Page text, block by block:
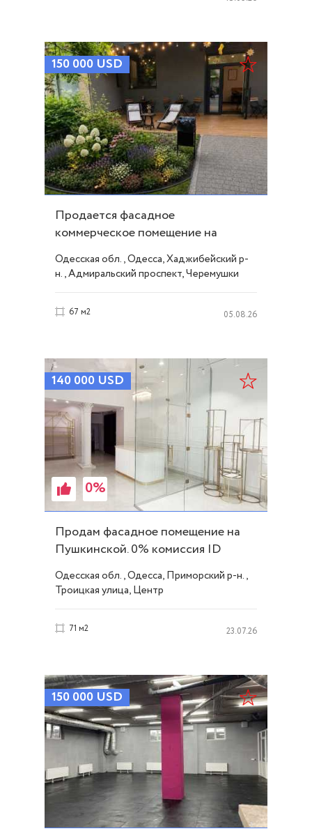
150 000 USD
Продается фасадное
коммерческое помещение на
Адмиральском проспекте! ID
54289
Одесская обл., Одесса, Хаджибейский р-
н., Адмиральский проспект, Черемушки
67 м2 05.08.26
140 000 USD
0%
Продам фасадное помещение на
Пушкинской. 0% комиссия ID
53779
Одесская обл., Одесса, Приморский р-н.,
Троицкая улица, Центр
71 м2 23.07.26
150 000 USD